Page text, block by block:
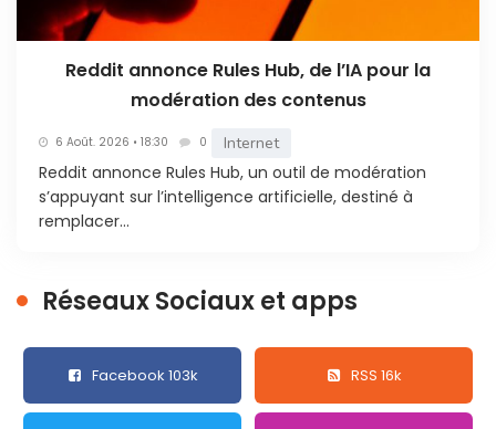
Reddit annonce Rules Hub, de l’IA pour la
modération des contenus
6 Août. 2026 • 18:30 0 Internet
Reddit annonce Rules Hub, un outil de modération
s’appuyant sur l’intelligence artificielle, destiné à
remplacer...
Réseaux Sociaux et apps
Facebook 103k RSS 16k